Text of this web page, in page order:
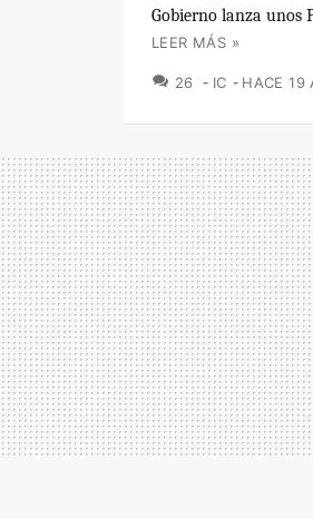
Gobierno lanza unos
LEER MÁS »
26 COMENTARIOS
IC HACE 19